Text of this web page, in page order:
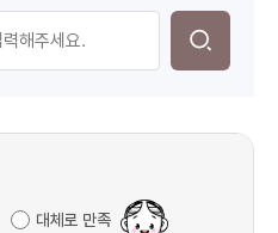
대체로 만족